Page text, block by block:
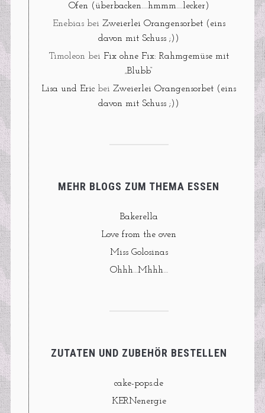
Ofen (überbacken….hmmm….lecker)
Enebiasbei Zweierlei Orangensorbet (eins
davon mit Schuss ;))
Timoleon bei Fix ohne Fix: Rahmgemüse mit
„Blubb“
Lisa und Eric bei Zweierlei Orangensorbet (eins
davon mit Schuss ;))
MEHR BLOGS ZUM THEMA ESSEN
Bakerella
Love from the oven
Miss Golosinas
Ohhh…Mhhh…
ZUTATEN UND ZUBEHÖR BESTELLEN
cake-pops.de
KERNenergie